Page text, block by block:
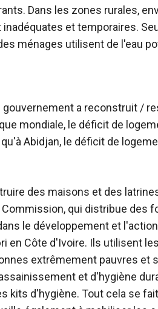
Dans les zones rurales,
et temporaires.
ménages utilisent de l'eau
a reconstruit /
mondiale, le déficit de
Abidjan, le déficit de
des maisons et des
qui distribue des
le développement et
en Côte d'Ivoire. Ils utilisent
extrêmement pauvres et
et d'hygiène
kits d'hygiène. Tout cela se